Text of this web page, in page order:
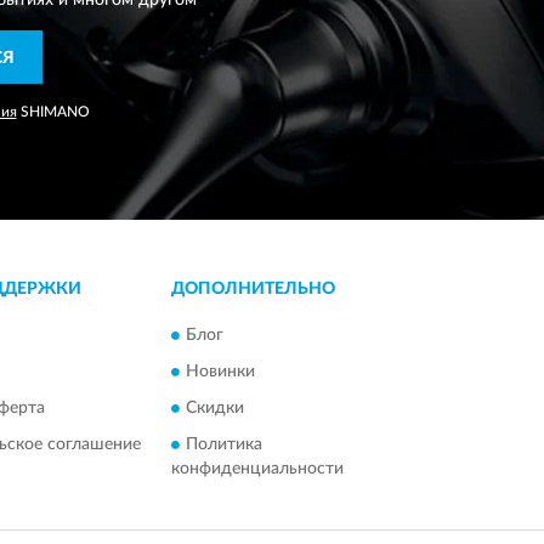
SHIMANO
соглашение
ДОПОЛНИТЕЛЬНО
Блог
Новинки
Скидки
Политика
конфиденциальности